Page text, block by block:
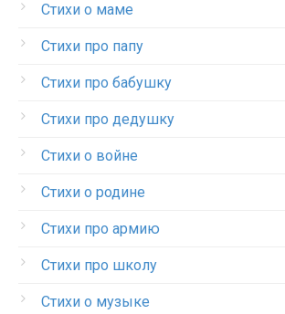
Стихи о маме
Стихи про папу
Стихи про бабушку
Стихи про дедушку
Стихи о войне
Стихи о родине
Стихи про армию
Стихи про школу
Стихи о музыке